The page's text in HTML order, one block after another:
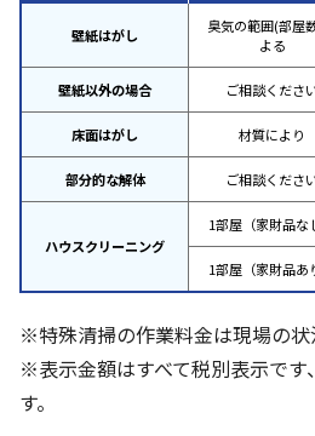
壁紙はがし
臭気の範囲(部屋
よる
壁紙以外の場合 ご相談くださ
床面はがし 材質により
部分的な解体 ご相談くださ
ハウスクリーニング
1部屋（家財品な
1部屋（家財品あ
※特殊清掃の作業料金は現場の状
※表示金額はすべて税別表示です
す。